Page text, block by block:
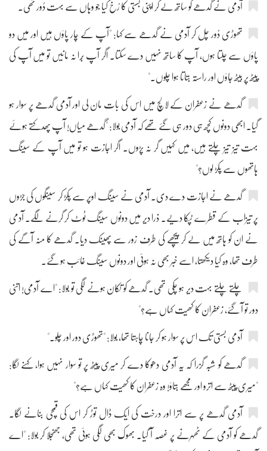
آدمی نے گدھے کو ساتھ لے کر اپنی بستی کا رُخ کیا جو وہاں سے بہت دُور تھی۔
تھوڑی دُور چل کر آدمی نے گدھے سے کہا: "آپ کے چار پاؤں ہیں اور میں دو
پاؤں سے چلتا ہوں، آپ کا ساتھ نہیں دے سکتا۔ اگر آپ بُرا نہ مانیں تو میں آپ کی
پیٹھ پر بیٹھ جاؤں اور راستہ بتاتا ہوا چلوں۔"
گدھے نے زعفران کے لالچ میں اس کی بات مان لی اور آدمی گدھے پر سوار ہو
گیا۔ ابھی دونوں کچھ ہی دور ہی گئے تھے کہ آدمی بولا: "گدھے میاں! آپ پھدکتے ہوئے
بہت تیز تیز چلتے ہیں، میں کہیں گر نہ پڑوں۔ اگر اجازت ہو تو میں آپ کے سینگ
ہاتھوں سے پکڑ لوں؟"
گدھے نے اجازت دے دی۔ آدمی نے سینگ اوپر سے پکڑ کر سینگوں کی جڑوں
پر تیزاب کے قطرے ٹپکا دیے۔ ذرا دیر میں دونوں سینگ ٹوٹ کر گرنے لگے۔ آدمی
نے ان کو ہاتھ میں لے کر پیچھے کی طرف زور سے پھینک دیا۔ گدھے کا منہ آگے کی
طرف تھا، وہ کیا دیکھتا، اسے خبر بھی نہ ہوئی اور دونوں سینگ غائب ہو گئے۔
چلتے چلتے بہت دیر ہو چکی تھی۔ گدھے کو تکان ہونے لگی تو بولا: "اے آدمی! اتنی
دور تو آ گئے، زعفران کا کھیت کہاں ہے؟"
آدمی بستی تک اس پر سوار ہو کر جانا چاہتا تھا، بولا: "تھوڑی دور اور چلو۔"
گدھے کو شبہ گزرا کہ یہ آدمی دھوکا دے کر میری پیٹھ پر تو سوار نہیں ہوا، کہنے لگا:
"میری پیٹھ سے اترو اور مجھے بتاؤ! وہ زعفران کا کھیت کہاں ہے؟"
آدمی گدھے پر سے اترا اور درخت کی ایک ڈال توڑ کر اس کی قمچی بنانے لگا۔
گدھے کو آدمی کے ٹھہرنے پر غصہ آ گیا۔ بھوک بھی لگی ہوئی تھی، جھنجلا کر بولا: "اے